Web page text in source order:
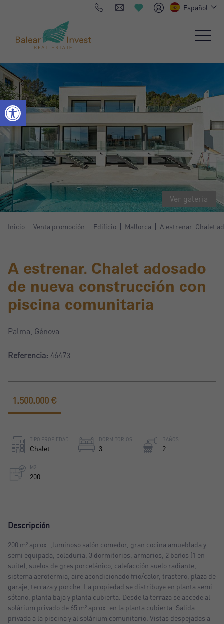
Español
Ver galeria
Inicio Venta promoción Edificio Mallorca A estrenar. Chalet
A estrenar. Chalet adosado
de nueva construcción con
piscina comunitaria
Palma, Génova
Referencia: 46473
TIPO PROPIEDAD
Chalet
DORMITORIOS
3
BAÑOS
2
M2
200
1.500.000 €
Descripción
200 m² aprox. ,luminoso salón comedor, gran cocina amueblada y
semi equipada, coladuria, 3 dormitorios, armarios, 2 baños (1 en
suite), suelos de gres porcelánico, calefacción suelo radiante,
sistema aerotermia, aire acondicionado frio/calor, trastero, plaza de
garaje, terraza y porche. La propiedad se distribuye en planta semi
sótano, planta baja y planta cubierta. Desde la terraza se accede al
solárium privado de 65 m² aprox. en la planta cubierta. Salida
privada a la piscina y al solárium comunitario. Vistas despejadas a